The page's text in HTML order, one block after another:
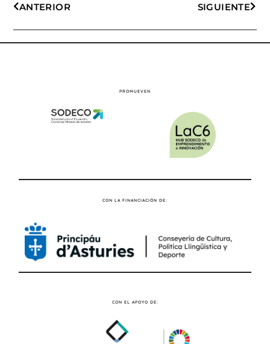
ANTERIOR SIGUIENTE
PROMUEVEN
CON LA FINANCIACIÓN DE:
CON EL APOYO DE: